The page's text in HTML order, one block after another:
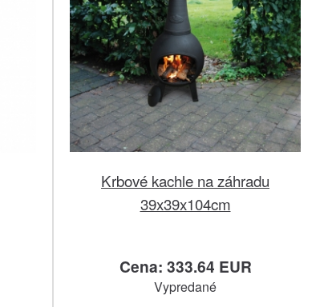
Krbové kachle na záhradu
39x39x104cm
Cena: 333.64 EUR
Vypredané